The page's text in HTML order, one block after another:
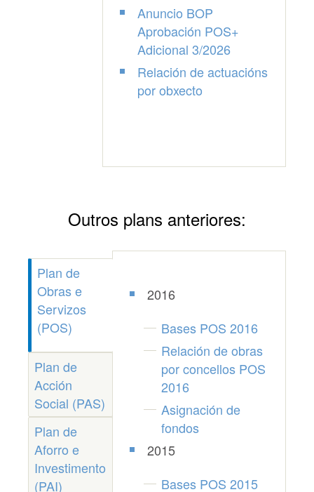
Anuncio BOP
Aprobación POS+
Adicional 3/2026
Relación de actuacións
por obxecto
Outros plans anteriores:
Plan de
Obras e
Servizos
(POS)
Plan de
Acción
Social (PAS)
Plan de
Aforro e
Investimento
(PAI)
2016
Bases POS 2016
Relación de obras
por concellos POS
2016
Asignación de
fondos
2015
Bases POS 2015